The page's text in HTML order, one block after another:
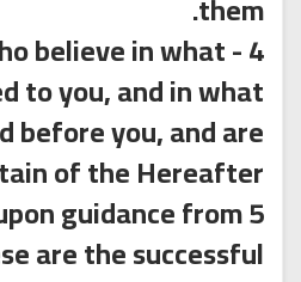
believe in what
to you, and in what
before you, and are
of the Hereafter.
guidance from
are the successful.